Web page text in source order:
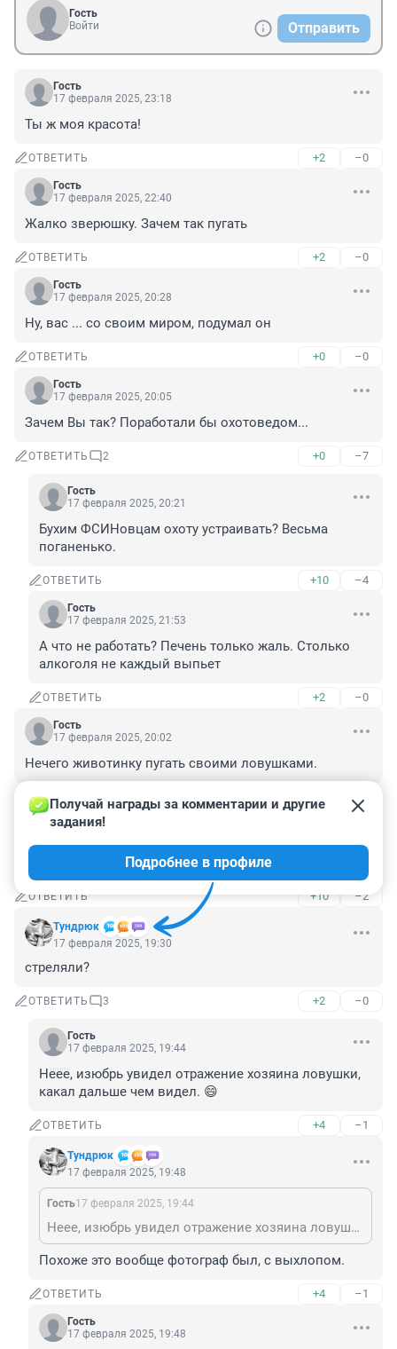
Гость
Войти
Отправить
Гость
17 февраля 2025, 23:18
Ты ж моя красота!
ОТВЕТИТЬ +2 –0
Гость
17 февраля 2025, 22:40
Жалко зверюшку. Зачем так пугать
ОТВЕТИТЬ +2 –0
Гость
17 февраля 2025, 20:28
Ну, вас ... со своим миром, подумал он
ОТВЕТИТЬ +0 –0
Гость
17 февраля 2025, 20:05
Зачем Вы так? Поработали бы охотоведом...
ОТВЕТИТЬ 2 +0 –7
Гость
17 февраля 2025, 20:21
Бухим ФСИНовцам охоту устраивать? Весьма
поганенько.
ОТВЕТИТЬ +10 –4
Гость
17 февраля 2025, 21:53
А что не работать? Печень только жаль. Столько
алкоголя не каждый выпьет
ОТВЕТИТЬ +2 –0
Гость
17 февраля 2025, 20:02
Нечего животинку пугать своими ловушками.
ОТВЕТИТЬ –1
Гость
Там остался запах,. кровавых рук охотоведа
ОТВЕТИТЬ +10 –2
Тундрюк
Получай награды за комментарии и другие
задания!
Подробнее в профиле
17 февраля 2025, 19:30
стреляли?
ОТВЕТИТЬ 3 +2 –0
Гость
17 февраля 2025, 19:44
Неее, изюбрь увидел отражение хозяина ловушки,
какал дальше чем видел. 😄
ОТВЕТИТЬ +4 –1
Тундрюк
17 февраля 2025, 19:48
Гость17 февраля 2025, 19:44
Неее, изюбрь увидел отражение хозяина ловушки, какал дальше чем видел. 😄
Похоже это вообще фотограф был, с выхлопом.
ОТВЕТИТЬ +4 –1
Гость
17 февраля 2025, 19:48